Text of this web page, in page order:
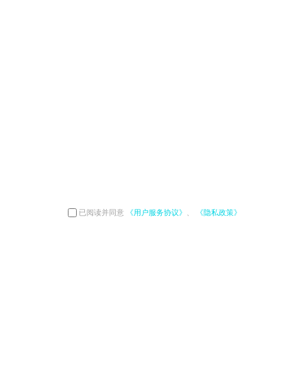
已阅读并同意 《用户服务协议》 《隐私政策》